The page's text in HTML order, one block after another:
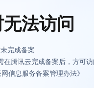
法访问
完成备案
在腾讯云完成备案后，方可
信息服务备案管理办法》